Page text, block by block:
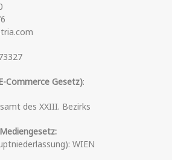
Commerce Gesetz):
des XXIII. Bezirks
WIEN